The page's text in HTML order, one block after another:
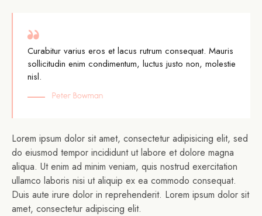
Curabitur varius eros et lacus rutrum consequat. Mauris
sollicitudin enim condimentum, luctus justo non, molestie
nisl.
Peter Bowman
Lorem ipsum dolor sit amet, consectetur adipisicing elit, sed
do eiusmod tempor incididunt ut labore et dolore magna
aliqua. Ut enim ad minim veniam, quis nostrud exercitation
ullamco laboris nisi ut aliquip ex ea commodo consequat.
Duis aute irure dolor in reprehenderit. Lorem ipsum dolor sit
amet, consectetur adipiscing elit.